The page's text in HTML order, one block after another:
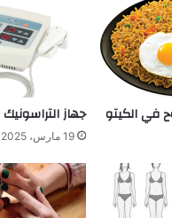
في الكيتو جهاز
19 مارس، 2025